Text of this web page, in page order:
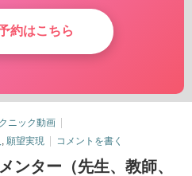
約はこちら
ニック動画
願望実現 コメントを書く
ンター（先生、教師、